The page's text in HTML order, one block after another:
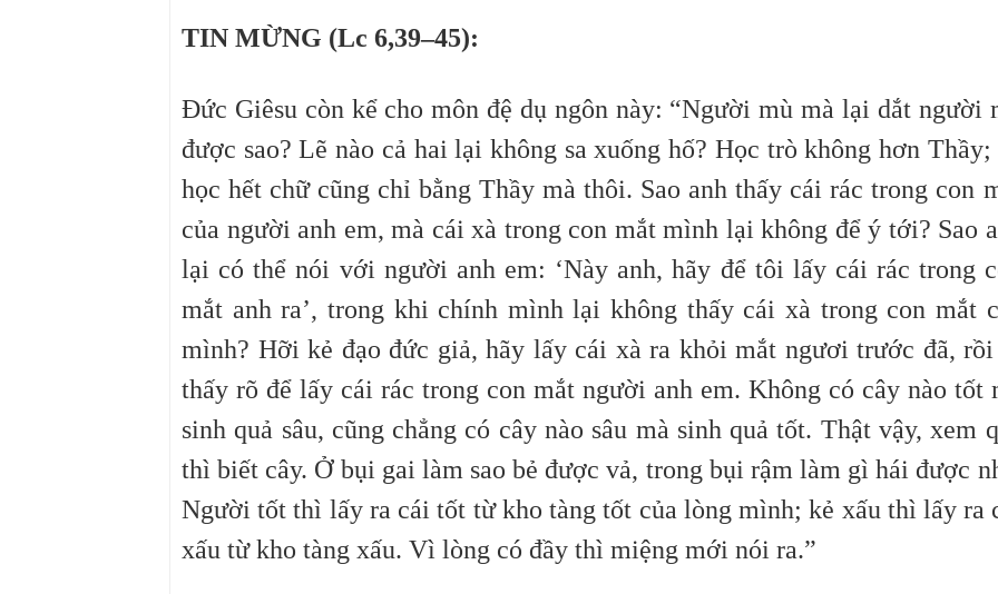
TIN MỪNG (Lc 6,39–45):
Đức Giêsu còn kể cho môn đệ dụ ngôn này: “Người mù mà lại dắt người
được sao? Lẽ nào cả hai lại không sa xuống hố? Học trò không hơn Thầy;
học hết chữ cũng chỉ bằng Thầy mà thôi. Sao anh thấy cái rác trong con
của người anh em, mà cái xà trong con mắt mình lại không để ý tới? Sao
lại có thể nói với người anh em: ‘Này anh, hãy để tôi lấy cái rác trong
mắt anh ra’, trong khi chính mình lại không thấy cái xà trong con mắt
mình? Hỡi kẻ đạo đức giả, hãy lấy cái xà ra khỏi mắt ngươi trước đã, rồi
thấy rõ để lấy cái rác trong con mắt người anh em. Không có cây nào tốt
sinh quả sâu, cũng chẳng có cây nào sâu mà sinh quả tốt. Thật vậy, xem
thì biết cây. Ở bụi gai làm sao bẻ được vả, trong bụi rậm làm gì hái được
Người tốt thì lấy ra cái tốt từ kho tàng tốt của lòng mình; kẻ xấu thì lấy ra
xấu từ kho tàng xấu. Vì lòng có đầy thì miệng mới nói ra.”